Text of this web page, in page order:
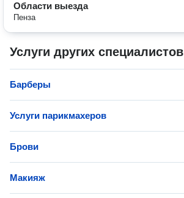
Области выезда
Пенза
Услуги других специалистов
Барберы
Услуги парикмахеров
Брови
Макияж